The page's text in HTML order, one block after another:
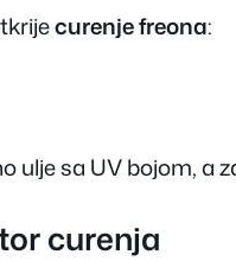
curenje freona:
ulje sa UV bojom, a
curenja